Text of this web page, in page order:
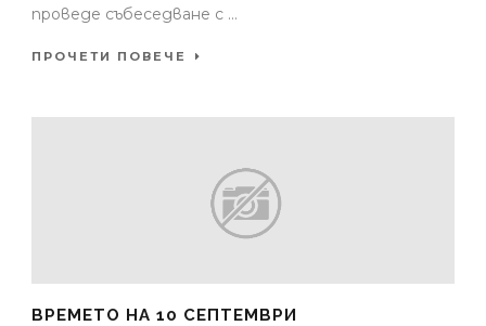
проведе събеседване с ...
ПРОЧЕТИ ПОВЕЧЕ
ВРЕМЕТО НА 10 СЕПТЕМВРИ